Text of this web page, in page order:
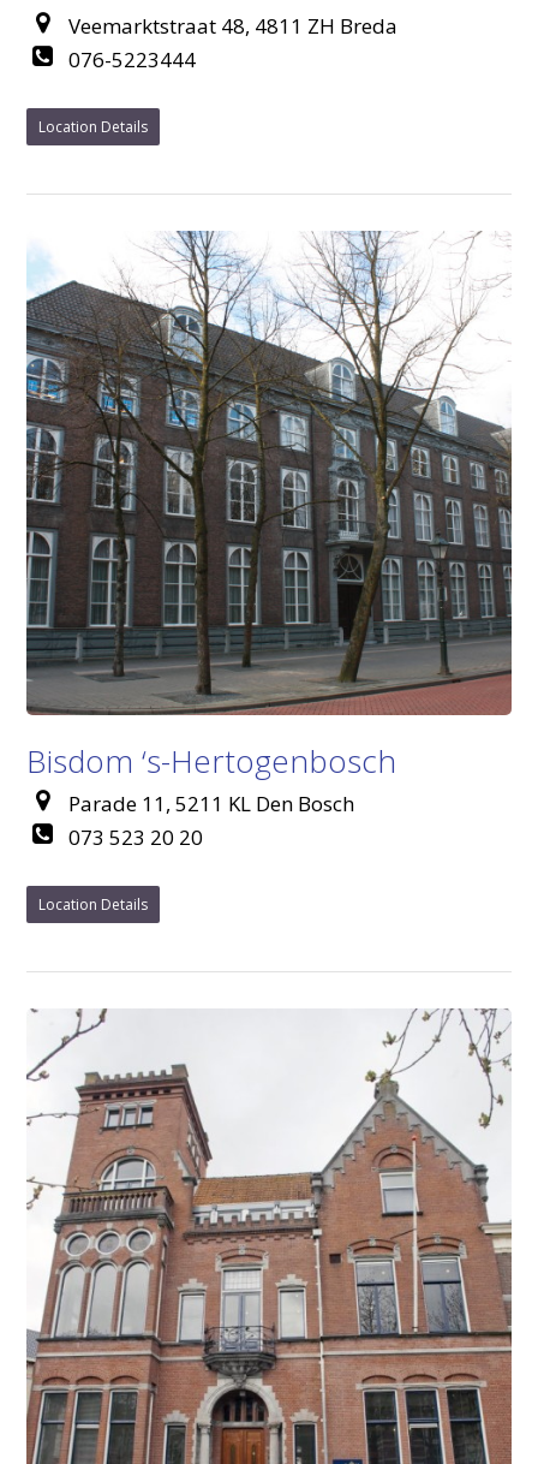
Veemarktstraat 48, 4811 ZH Breda
076-5223444
Location Details
Bisdom ‘s-Hertogenbosch
Parade 11, 5211 KL Den Bosch
073 523 20 20
Location Details